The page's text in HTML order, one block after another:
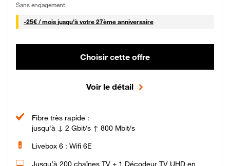
Sans engagement
-25€ / mois25 € par mois
jusqu'à votre 27ème anniversaire
Choisir cette offre
Voir le détail
Fibre très rapide :
jusqu'à ↓ 2 Gbit/s ↑ 800 Mbit/s
Livebox 6 : Wifi 6E
Jusqu’à 200 chaînes TV + 1 Décodeur TV UHD en